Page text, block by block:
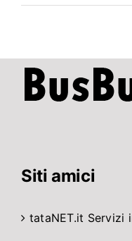
Siti amici
tataNET.it Servizi